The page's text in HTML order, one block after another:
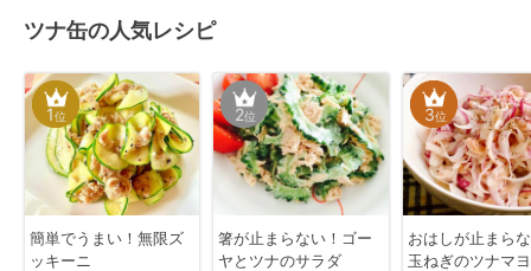
ツナ缶の人気レシピ
1位
簡単でうまい！無限ズ
ッキーニ
2位
箸が止まらない！ゴー
ヤとツナのサラダ
3位
おはしが止まら
玉ねぎのツナマ